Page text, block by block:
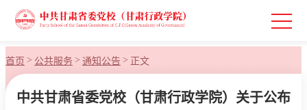
首页 > 公共服务 > 通知公告 > 正文
中共甘肃省委党校（甘肃行政学院）关于公布